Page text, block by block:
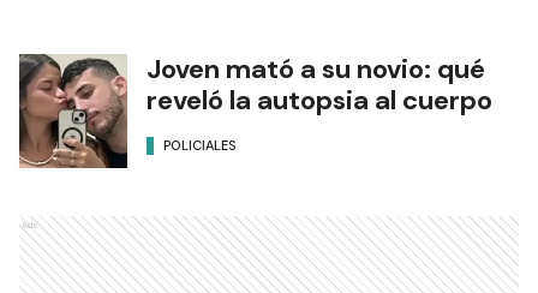
Joven mató a su novio: qué
reveló la autopsia al cuerpo
POLICIALES
Ads